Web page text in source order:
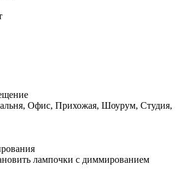
Офис, Прихожая, Шоурум, Студия,
лампочки с диммированием